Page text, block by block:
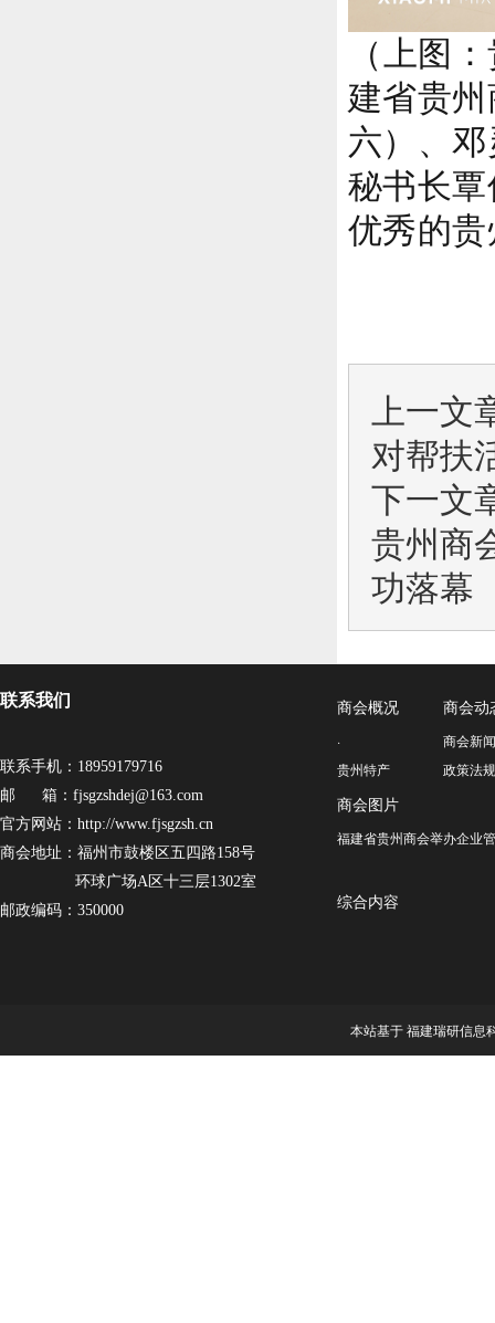
（上图：
建省贵
六）、
秘书长
优秀的
上一文
对帮扶
下一文
贵州商
功落幕
联系我们
联系手机：18959179716
邮 箱：fjsgzshdej@163.com
官方网站：http://www.fjsgzsh.cn
商会地址：福州市鼓楼区五四路158号
环球广场A区十三层1302室
邮政编码：350000
商会概况
·
贵州特产
商会动
商会新闻
政策法规
商会图片
福建省贵州商会举办企业
综合内容
本站基于 福建瑞研信息